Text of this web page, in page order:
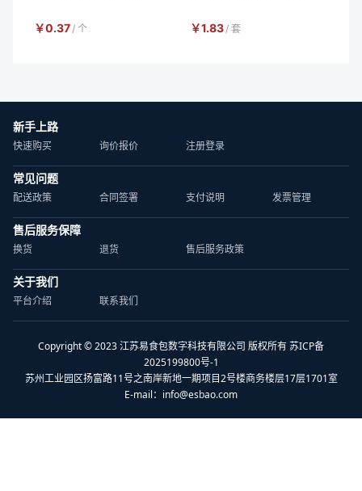
￥0.37/ 个 ￥1.83/ 套
新手上路
快速购买 询价报价 注册登录
常见问题
配送政策 合同签署 支付说明 发票管理
售后服务保障
换货 退货 售后服务政策
关于我们
平台介绍 联系我们
Copyright © 2023 江苏易食包数字科技有限公司 版权所有 苏ICP备
2025199800号-1
苏州工业园区扬富路11号之南岸新地一期项目2号楼商务楼层17层1701室
E-mail： info@esbao.com